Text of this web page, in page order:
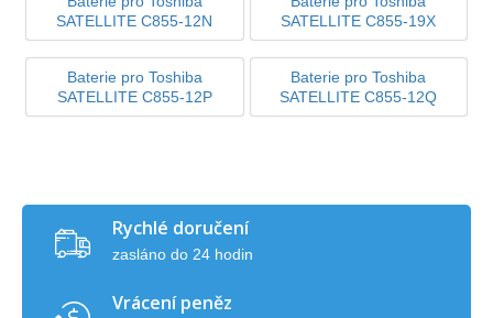
SATELLITE C855-12N
SATELLITE C855-19X
Baterie pro Toshiba
SATELLITE C855-12P
Baterie pro Toshiba
SATELLITE C855-12Q
Rychlé doručení
zasláno do 24 hodin
Vrácení peněz